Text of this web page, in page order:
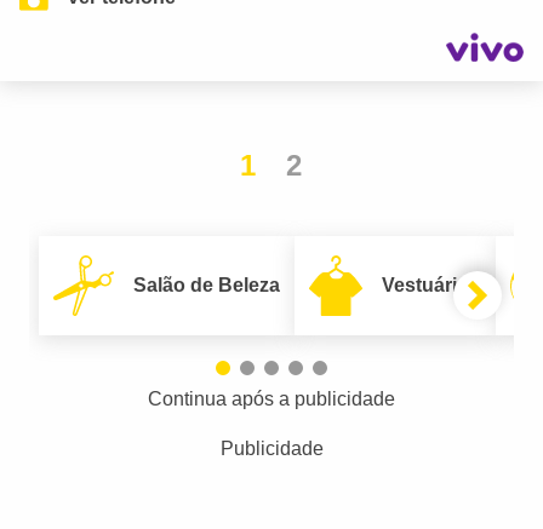
1 2
Salão de Beleza Vestuário
Continua após a publicidade
Publicidade